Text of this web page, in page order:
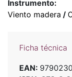
Instrumento:
Viento madera /
Ficha técnica
EAN: